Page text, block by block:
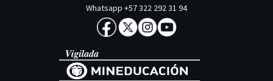
Whatsapp +57 322 292 31 94